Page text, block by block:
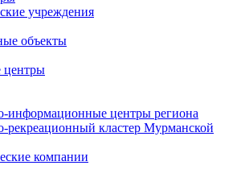
учреждения
объекты
центры
информационные центры региона
рекреационный кластер Мурманской
компании